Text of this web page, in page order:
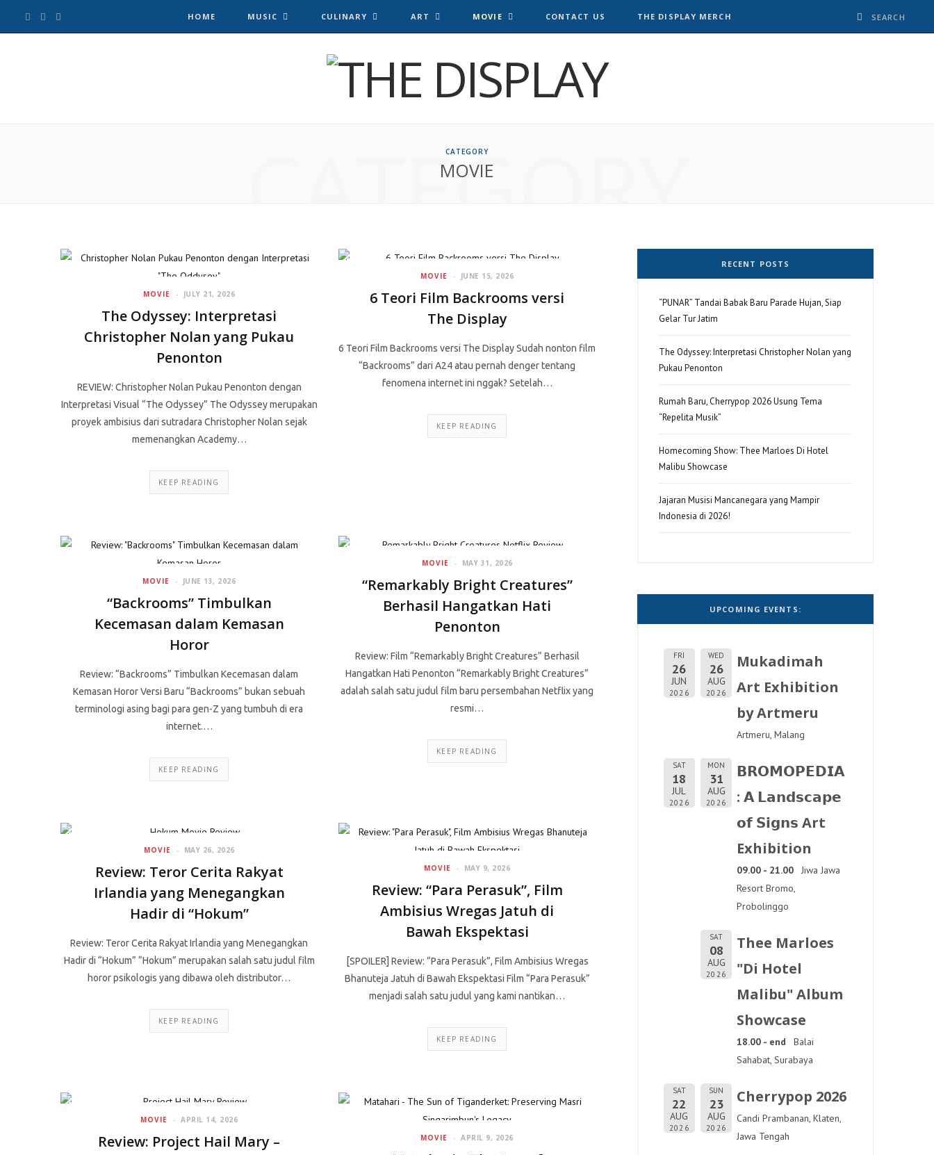
a
HOME MUSIC CULINARY ART MOVIE CONTACT US THE DISPLAY MERCH
CATEGORY
MOVIE
CATEGORY
MOVIE JULY 21, 2026
The Odyssey: Interpretasi
Christopher Nolan yang Pukau
Penonton
REVIEW: Christopher Nolan Pukau Penonton dengan
Interpretasi Visual “The Odyssey” The Odyssey merupakan
proyek ambisius dari sutradara Christopher Nolan sejak
memenangkan Academy…
KEEP READING
MOVIE JUNE 15, 2026
6 Teori Film Backrooms versi
The Display
6 Teori Film Backrooms versi The Display Sudah nonton film
“Backrooms” dari A24 atau pernah denger tentang
fenomena internet ini nggak? Setelah…
KEEP READING
MOVIE JUNE 13, 2026
“Backrooms” Timbulkan
Kecemasan dalam Kemasan
Horor
Review: “Backrooms” Timbulkan Kecemasan dalam
Kemasan Horor Versi Baru “Backrooms” bukan sebuah
terminologi asing bagi para gen-Z yang tumbuh di era
internet.…
KEEP READING
MOVIE MAY 31, 2026
“Remarkably Bright Creatures”
Berhasil Hangatkan Hati
Penonton
Review: Film “Remarkably Bright Creatures” Berhasil
Hangatkan Hati Penonton “Remarkably Bright Creatures”
adalah salah satu judul film baru persembahan Netflix yang
resmi…
KEEP READING
MOVIE MAY 26, 2026
Review: Teror Cerita Rakyat
Irlandia yang Menegangkan
Hadir di “Hokum”
Review: Teror Cerita Rakyat Irlandia yang Menegangkan
Hadir di “Hokum” “Hokum” merupakan salah satu judul film
horor psikologis yang dibawa oleh distributor…
KEEP READING
MOVIE MAY 9, 2026
Review: “Para Perasuk”, Film
Ambisius Wregas Jatuh di
Bawah Ekspektasi
[SPOILER] Review: “Para Perasuk”, Film Ambisius Wregas
Bhanuteja Jatuh di Bawah Ekspektasi Film “Para Perasuk”
menjadi salah satu judul yang kami nantikan…
KEEP READING
MOVIE APRIL 14, 2026
Review: Project Hail Mary –
MOVIE APRIL 9, 2026
RECENT POSTS
“PUNAR” Tandai Babak Baru Parade Hujan, Siap
Gelar Tur Jatim
The Odyssey: Interpretasi Christopher Nolan yang
Pukau Penonton
Rumah Baru, Cherrypop 2026 Usung Tema
“Repelita Musik”
Homecoming Show: Thee Marloes Di Hotel
Malibu Showcase
Jajaran Musisi Mancanegara yang Mampir
Indonesia di 2026!
UPCOMING EVENTS:
FRI
26
JUN
2026
WED
26
AUG
2026
Mukadimah
Art Exhibition
by Artmeru
Artmeru, Malang
SAT
18
JUL
2026
MON
31
AUG
2026
𝗕𝗥𝗢𝗠𝗢𝗣𝗘𝗗𝗜𝗔
: 𝗔 𝗟𝗮𝗻𝗱𝘀𝗰𝗮𝗽𝗲
𝗼𝗳 𝗦𝗶𝗴𝗻𝘀 Art
Exhibition
09.00 - 21.00
Jiwa Jawa
Resort Bromo,
Probolinggo
SAT
08
AUG
2026
Thee Marloes
"Di Hotel
Malibu" Album
Showcase
18.00 - end
Balai
Sahabat, Surabaya
SAT
22
AUG
2026
SUN
23
AUG
2026
Cherrypop 2026
Candi Prambanan, Klaten,
Jawa Tengah